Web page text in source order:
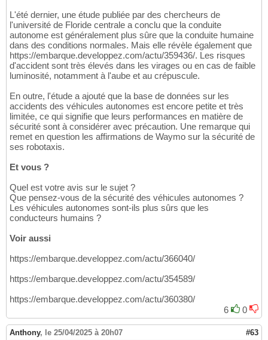
L'été dernier, une étude publiée par des chercheurs de
l'université de Floride centrale a conclu que la conduite
autonome est généralement plus sûre que la conduite humaine
dans des conditions normales. Mais elle révèle également que
https://embarque.developpez.com/actu/359436/. Les risques
d'accident sont très élevés dans les virages ou en cas de faible
luminosité, notamment à l'aube et au crépuscule.
En outre, l'étude a ajouté que la base de données sur les
accidents des véhicules autonomes est encore petite et très
limitée, ce qui signifie que leurs performances en matière de
sécurité sont à considérer avec précaution. Une remarque qui
remet en question les affirmations de Waymo sur la sécurité de
ses robotaxis.
Et vous ?
Quel est votre avis sur le sujet ?
Que pensez-vous de la sécurité des véhicules autonomes ?
Les véhicules autonomes sont-ils plus sûrs que les
conducteurs humains ?
Voir aussi
https://embarque.developpez.com/actu/366040/
https://embarque.developpez.com/actu/354589/
https://embarque.developpez.com/actu/360380/
6
0
Anthony, le 25/04/2025 à 20h07 #63